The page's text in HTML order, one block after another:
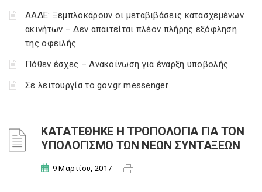
ΑΑΔΕ: Ξεμπλοκάρουν οι μεταβιβάσεις κατασχεμένων
ακινήτων – Δεν απαιτείται πλέον πλήρης εξόφληση
της οφειλής
Πόθεν έσχες – Ανακοίνωση για έναρξη υποβολής
Σε λειτουργία το gov.gr messenger
ΚΑΤΑΤΕΘΗΚΕ Η ΤΡΟΠΟΛΟΓΙΑ ΓΙΑ ΤΟΝ
ΥΠΟΛΟΓΙΣΜΟ ΤΩΝ ΝΕΩΝ ΣΥΝΤΑΞΕΩΝ
9 Μαρτίου, 2017